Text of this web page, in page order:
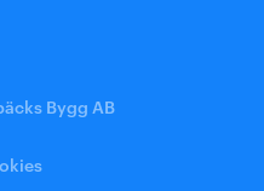
Bygg AB